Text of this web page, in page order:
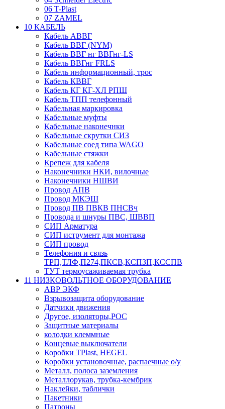
06 T-Plast
07 ZAMEL
10 КАБЕЛЬ
Кабель АВВГ
Кабель ВВГ (NYM)
Кабель ВВГ нг ВВГнг-LS
Кабель ВВГнг FRLS
Кабель информационный, трос
Кабель КВВГ
Кабель КГ КГ-ХЛ РПШ
Кабель ТПП телефонный
Кабельная маркировка
Кабельные муфты
Кабельные наконечнки
Кабельные скрутки СИЗ
Кабельные соед типа WAGO
Кабельные стяжки
Крепеж для кабеля
Наконечники НКИ, вилочные
Наконечники НШВИ
Провод АПВ
Провод МКЭШ
Провод ПВ ПВКВ ПНСВч
Провода и шнуры ПВС, ШВВП
СИП Арматура
СИП иструмент для монтажа
СИП провод
Телефония и связь
ТРП,ТЛФ,П274,ПКСВ,КСПЗП,КССПВ
ТУТ термоусаживаемая трубка
11 НИЗКОВОЛЬТНОЕ ОБОРУДОВАНИЕ
АВР ЭКФ
Взрывозащита оборудование
Датчики движения
Другое, изоляторы,РОС
Защитные материалы
колодки клеммные
Концевые выключатели
Коробки TPlast, HEGEL
Коробки установочные, распаечные о/у
Металл, полоса заземления
Металлорукав, трубка-кембрик
Наклейки, таблички
Пакетники
Патроны